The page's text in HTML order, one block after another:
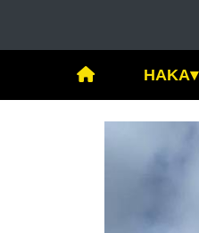
HAKA▾